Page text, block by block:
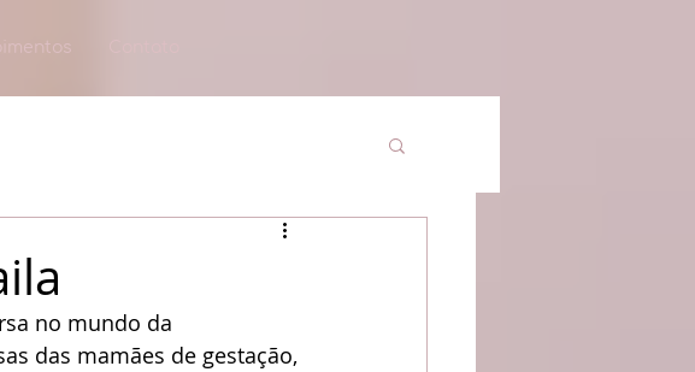
das mamães de gestação,